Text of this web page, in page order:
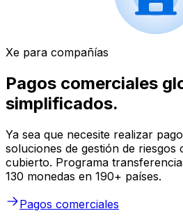
Xe para compañías
Pagos comerciales
simplificados.
Ya sea que necesite realizar
soluciones de gestión de riesgos
cubierto. Programa
130 monedas en 190+ países.
Pagos comerciales